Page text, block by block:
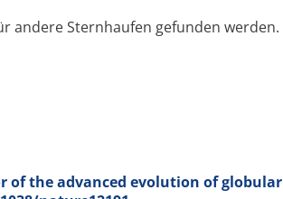
andere Sternhaufen gefunden werden.
of the advanced evolution of globular